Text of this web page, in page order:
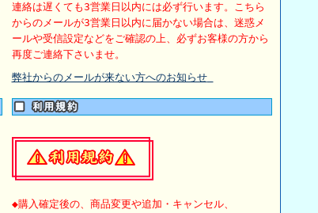
連絡は遅くても3営業日以内には必ず行います。こちら
からのメールが3営業日以内に届かない場合は、迷惑メ
ールや受信設定などをご確認の上、必ずお客様の方から
再度ご連絡下さいませ。
弊社からのメールが来ない方へのお知らせ
◆購入確定後の、商品変更や追加・キャンセル、